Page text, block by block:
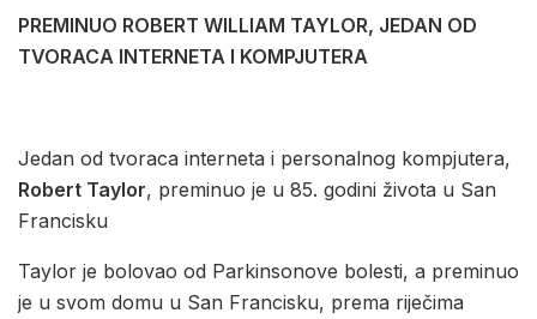
PREMINUO ROBERT WILLIAM TAYLOR, JEDAN OD
TVORACA INTERNETA I KOMPJUTERA
Jedan od tvoraca interneta i personalnog kompjutera,
Robert Taylor, preminuo je u 85. godini života u San
Francisku
Taylor je bolovao od Parkinsonove bolesti, a preminuo
je u svom domu u San Francisku, prema riječima